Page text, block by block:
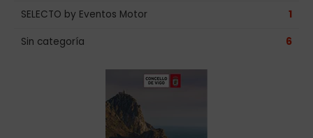
SELECTO by Eventos Motor 1
Sin categoría 6